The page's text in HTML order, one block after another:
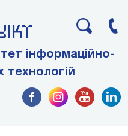
інформаційно-
технологій